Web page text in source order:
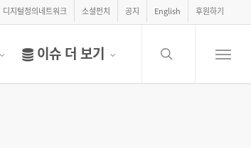
디지털정의네트워크 소셜펀치 공지 English 후원하기
이슈 더 보기
search
Menu